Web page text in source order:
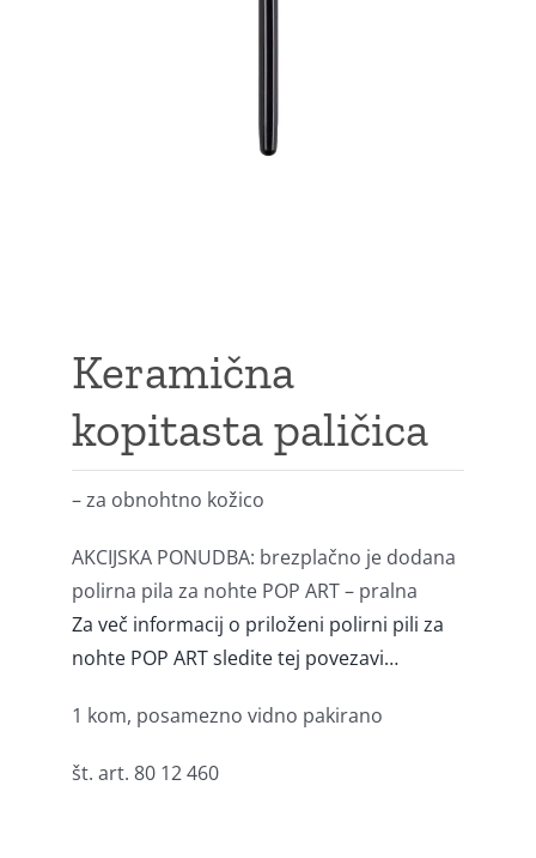
Keramična
kopitasta paličica
– za obnohtno kožico
AKCIJSKA PONUDBA: brezplačno je dodana
polirna pila za nohte POP ART – pralna
Za več informacij o priloženi polirni pili za
nohte POP ART sledite tej povezavi…
1 kom, posamezno vidno pakirano
št. art. 80 12 460